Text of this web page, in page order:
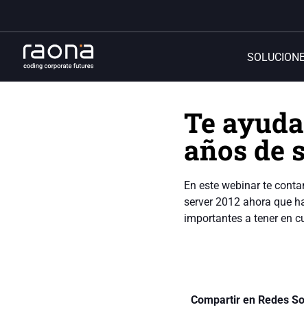
Te
años de
En este webinar te
server 2012 ahora que
importantes a tener en
Compartir en Redes